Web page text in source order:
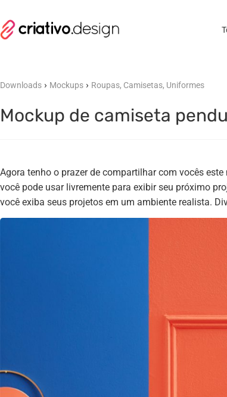
Downloads › Mockups › Roupas, Camisetas, Uniformes
Mockup de camiseta
Agora tenho o prazer de compartilhar com vocês
você pode usar livremente para exibir seu próximo
você exiba seus projetos em um ambiente realista.